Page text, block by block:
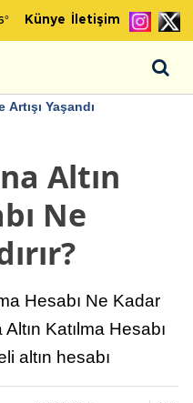
° Künye İletişim
Yaşandı
Altın
Ne
Hesabı Ne Kadar
Katılma Hesabı
altın hesabı